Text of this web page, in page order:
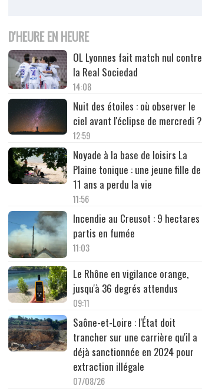
D'HEURE EN HEURE
OL Lyonnes fait match nul contre
la Real Sociedad
14:08
Nuit des étoiles : où observer le
ciel avant l'éclipse de mercredi ?
12:59
Noyade à la base de loisirs La
Plaine tonique : une jeune fille de
11 ans a perdu la vie
11:56
Incendie au Creusot : 9 hectares
partis en fumée
11:03
Le Rhône en vigilance orange,
jusqu'à 36 degrés attendus
09:11
Saône-et-Loire : l'État doit
trancher sur une carrière qu'il a
déjà sanctionnée en 2024 pour
extraction illégale
07/08/26